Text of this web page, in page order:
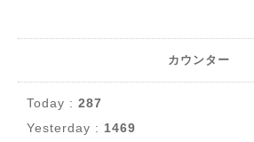
カウンター
Today : 287
Yesterday : 1469